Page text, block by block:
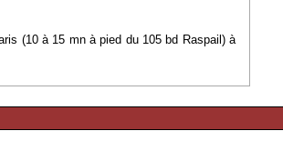
(10 à 15 mn à pied du 105 bd Raspail) à